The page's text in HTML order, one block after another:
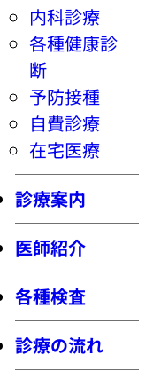
内科診療
各種健康診
断
予防接種
自費診療
在宅医療
診療案内
医師紹介
各種検査
診療の流れ